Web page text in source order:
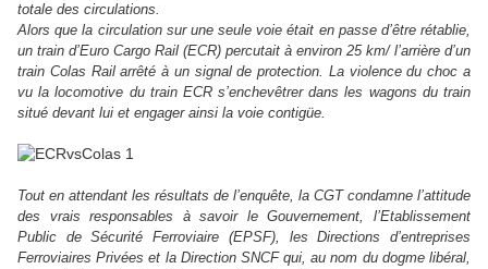
totale des circulations.
Alors que la circulation sur une seule voie était en passe d’être rétablie,
un train d’Euro Cargo Rail (ECR) percutait à environ 25 km/ l’arrière d’un
train Colas Rail arrêté à un signal de protection. La violence du choc a
vu la locomotive du train ECR s’enchevêtrer dans les wagons du train
situé devant lui et engager ainsi la voie contigüe.
Tout en attendant les résultats de l’enquête, la CGT condamne l’attitude
des vrais responsables à savoir le Gouvernement, l’Etablissement
Public de Sécurité Ferroviaire (EPSF), les Directions d’entreprises
Ferroviaires Privées et la Direction SNCF qui, au nom du dogme libéral,